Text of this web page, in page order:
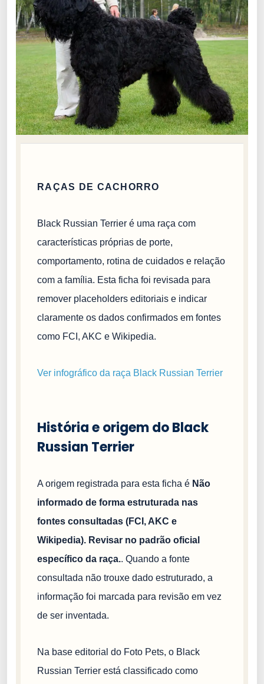
RAÇAS DE CACHORRO
Black Russian Terrier é uma raça com
características próprias de porte,
comportamento, rotina de cuidados e relação
com a família. Esta ficha foi revisada para
remover placeholders editoriais e indicar
claramente os dados confirmados em fontes
como FCI, AKC e Wikipedia.
Ver infográfico da raça Black Russian Terrier
História e origem do Black
Russian Terrier
A origem registrada para esta ficha é Não
informado de forma estruturada nas
fontes consultadas (FCI, AKC e
Wikipedia). Revisar no padrão oficial
específico da raça.. Quando a fonte
consultada não trouxe dado estruturado, a
informação foi marcada para revisão em vez
de ser inventada.
Na base editorial do Foto Pets, o Black
Russian Terrier está classificado como